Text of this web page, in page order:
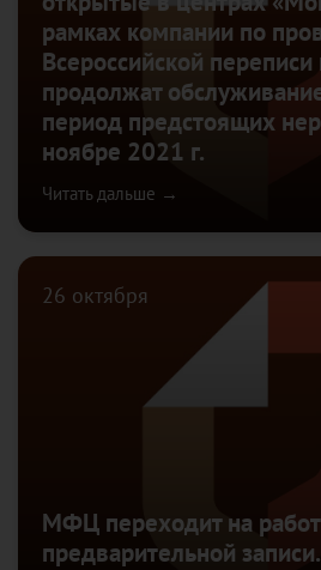
рамках компании по
Всероссийской
продолжат
период предстоящих
ноябре 2021 г.
Читать дальше →
26 октября
МФЦ переходит на
предварительной записи.